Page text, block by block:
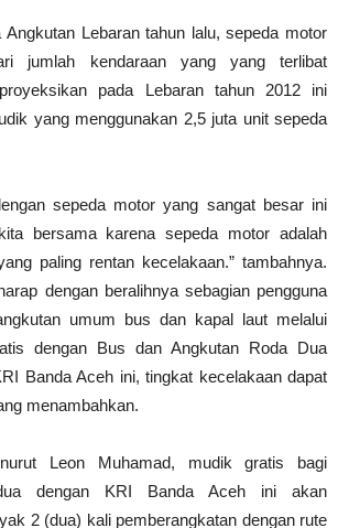
Angkutan Lebaran tahun lalu, sepeda motor
jumlah kendaraan yang yang terlibat
pada Lebaran tahun 2012 ini
yang menggunakan 2,5 juta unit sepeda
sepeda motor yang sangat besar ini
bersama karena sepeda motor adalah
paling rentan kecelakaan.” tambahnya.
dengan beralihnya sebagian pengguna
umum bus dan kapal laut melalui
dengan Bus dan Angkutan Roda Dua
Banda Aceh ini, tingkat kecelakaan dapat
menambahkan.
Leon Muhamad, mudik gratis bagi
dengan KRI Banda Aceh ini akan
2 (dua) kali pemberangkatan dengan rute